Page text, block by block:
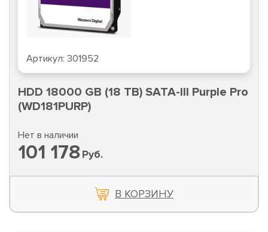
Артикул: 301952
HDD 18000 GB (18 TB) SATA-III Purple Pro
(WD181PURP)
Нет в наличии
101 178Руб.
В КОРЗИНУ